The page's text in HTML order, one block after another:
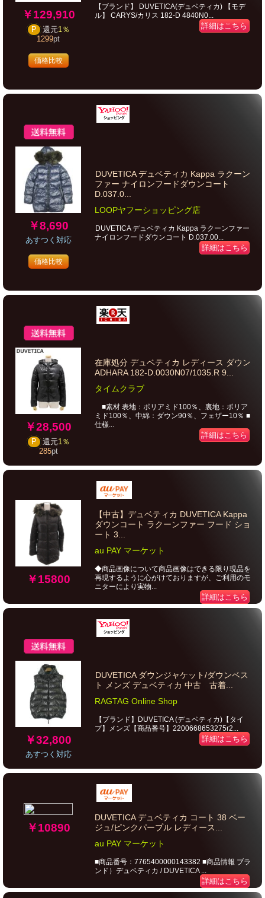
￥129,910
P 還元1％
1299pt
価格比較
【ブランド】 DUVETICA(デュベティカ) 【モデ
ル】 CARYS/カリス 182-D 4840N0...
詳細はこちら
￥8,690
あすつく対応
価格比較
DUVETICA デュベティカ Kappa ラクーン
ファー ナイロンフードダウンコート
D.037.0...
LOOPヤフーショッピング店
DUVETICA デュベティカ Kappa ラクーンファー
ナイロンフードダウンコート D.037.00...
詳細はこちら
￥28,500
P 還元1％
285pt
在庫処分 デュベティカ レディース ダウン
ADHARA 182-D.0030N07/1035.R 9...
タイムクラブ
■素材 表地：ポリアミド100％、裏地：ポリア
ミド100％、中綿：ダウン90％、フェザー10％ ■
仕様...
詳細はこちら
￥15800
【中古】デュベティカ DUVETICA Kappa
ダウンコート ラクーンファー フード ショ
ート 3...
au PAY マーケット
◆商品画像について商品画像はできる限り現品を
再現するように心がけておりますが、ご利用のモ
ニターにより実物...
詳細はこちら
￥32,800
あすつく対応
DUVETICA ダウンジャケット/ダウンベス
ト メンズ デュベティカ 中古 古着...
RAGTAG Online Shop
【ブランド】DUVETICA (デュベティカ)【タイ
プ】メンズ【商品番号】2200668653275r2...
詳細はこちら
￥10890
DUVETICA デュベティカ コート 38 ベー
ジュ/ピンクパープル レディース...
au PAY マーケット
■商品番号：7765400000143382 ■商品情報 ブラ
ンド）デュベティカ / DUVETICA ...
詳細はこちら